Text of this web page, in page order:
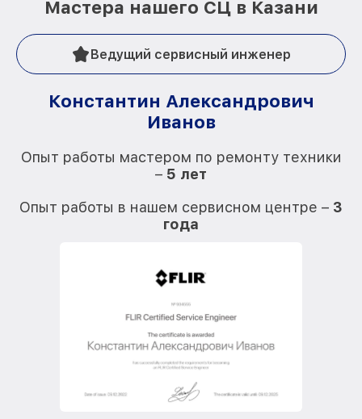
Мастера нашего СЦ в Казани
Ведущий сервисный инженер
Константин Александрович
Иванов
Опыт работы мастером по ремонту техники
– 5 лет
Опыт работы в нашем сервисном центре – 3
года